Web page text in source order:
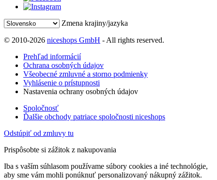
Zmena krajiny/jazyka
© 2010-2026 niceshops GmbH - All rights reserved.
Prehľad informácií
Ochrana osobných údajov
Všeobecné zmluvné a storno podmienky
Vyhlásenie o prístupnosti
Nastavenia ochrany osobných údajov
Spoločnosť
Ďalšie obchody patriace spoločnosti niceshops
Odstúpiť od zmluvy tu
Prispôsobte si zážitok z nakupovania
Iba s vaším súhlasom používame súbory cookies a iné technológie,
aby sme vám mohli ponúknuť personalizovaný nákupný zážitok.